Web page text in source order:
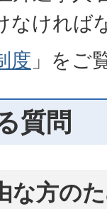
なければ
度 」をご
質問
な方の